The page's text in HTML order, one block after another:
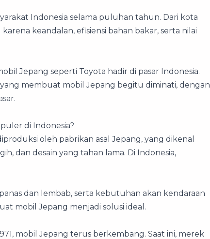
Indonesia selama puluhan tahun. Dari kota
keandalan, efisiensi bahan bakar, serta nilai
Jepang seperti Toyota hadir di pasar Indonesia.
membuat mobil Jepang begitu diminati, dengan
di Indonesia?
oleh pabrikan asal Jepang, yang dikenal
dan desain yang tahan lama. Di Indonesia,
dan lembab, serta kebutuhan akan kendaraan
mobil Jepang menjadi solusi ideal.
mobil Jepang terus berkembang. Saat ini, merek